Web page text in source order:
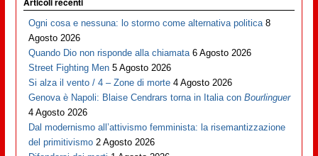
Ogni cosa e nessuna: lo stormo come alternativa politica 8
Agosto 2026
Quando Dio non risponde alla chiamata 6 Agosto 2026
Street Fighting Men 5 Agosto 2026
Si alza il vento / 4 – Zone di morte 4 Agosto 2026
Genova è Napoli: Blaise Cendrars torna in Italia conBourlinguer
4 Agosto 2026
Dal modernismo all’attivismo femminista: la risemantizzazione
del primitivismo 2 Agosto 2026